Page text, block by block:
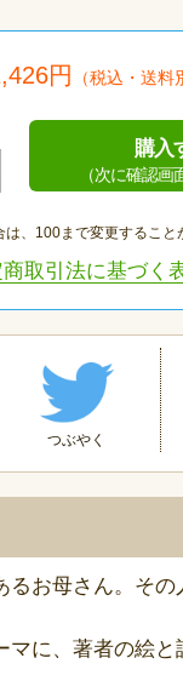
円 （税込・送料
購入
（次に確認画
は、100まで変更すること
取引法に基づく
つぶやく
るお母さん。その
マに、著者の絵